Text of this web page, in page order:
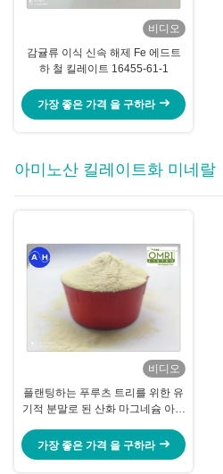
비디오
감귤류 이식 신속 해제 Fe 에드트
하 철 킬레이트 16455-61-1
가장 좋은 가격 을 구하라
아미노산 킬레이트화 미네랄
비디오
플랜팅하는 푸루츠 트리를 위한 유
기적 분말로 된 산화 마그네슘 아미
가장 좋은 가격 을 구하라